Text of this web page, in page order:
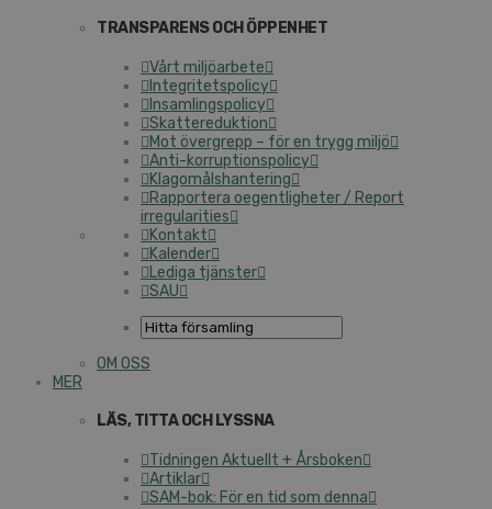
TRANSPARENS OCH ÖPPENHET
Vårt miljöarbete
Integritetspolicy
Insamlingspolicy
Skattereduktion
Mot övergrepp – för en trygg miljö
Anti-korruptionspolicy
Klagomålshantering
Rapportera oegentligheter / Report
irregularities
Kontakt
Kalender
Lediga tjänster
SAU
OM OSS
MER
LÄS, TITTA OCH LYSSNA
Tidningen Aktuellt + Årsboken
Artiklar
SAM-bok: För en tid som denna